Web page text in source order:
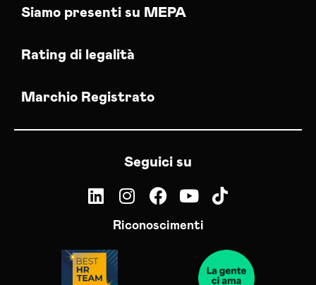
Siamo presenti su MEPA
Rating di legalità
Marchio Registrato
Seguici su
Riconoscimenti